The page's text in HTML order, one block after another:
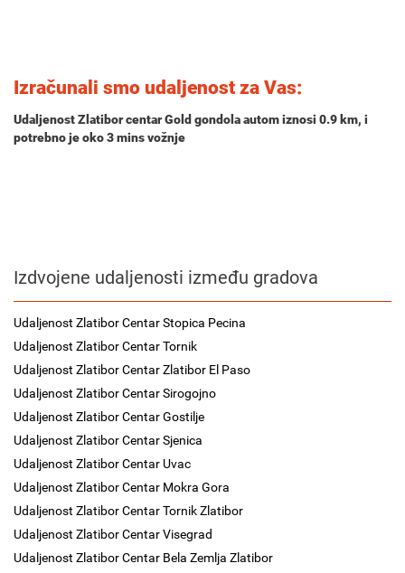
Izračunali smo udaljenost za Vas:
Udaljenost Zlatibor centar Gold gondola autom iznosi 0.9 km, i
potrebno je oko3 minsvožnje
Izdvojene udaljenosti između gradova
Udaljenost Zlatibor Centar Stopica Pecina
Udaljenost Zlatibor Centar Tornik
Udaljenost Zlatibor Centar Zlatibor El Paso
Udaljenost Zlatibor Centar Sirogojno
Udaljenost Zlatibor Centar Gostilje
Udaljenost Zlatibor Centar Sjenica
Udaljenost Zlatibor Centar Uvac
Udaljenost Zlatibor Centar Mokra Gora
Udaljenost Zlatibor Centar Tornik Zlatibor
Udaljenost Zlatibor Centar Visegrad
Udaljenost Zlatibor Centar Bela Zemlja Zlatibor